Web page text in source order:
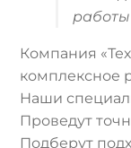
работы
Компания
Наши
Проведут
Подберут